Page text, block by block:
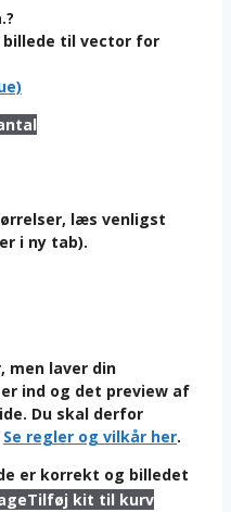
billede til vector for
læs venligst
i ny tab).
men laver din
ind og det preview af
Du skal derfor
Se regler og vilkår her.
er korrekt og billedet
Tilføj kit til kurv